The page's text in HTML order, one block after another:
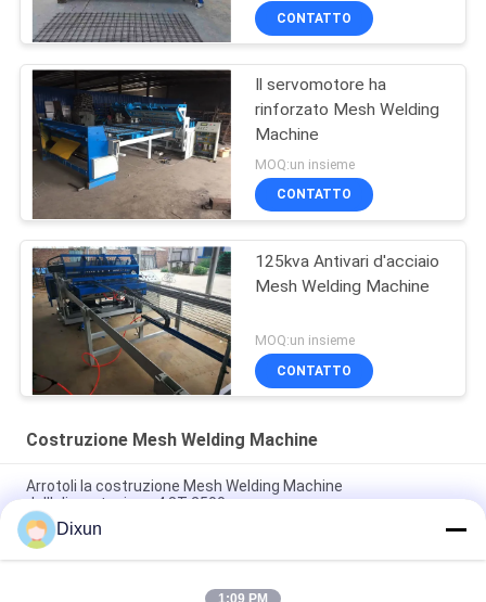
CONTATTO
Il servomotore ha
rinforzato Mesh Welding
Machine
MOQ:un insieme
CONTATTO
125kva Antivari d'acciaio
Mesh Welding Machine
MOQ:un insieme
CONTATTO
Costruzione Mesh Welding Machine
Arrotoli la costruzione Mesh Welding Machine
dell'alimentazione 4.8T 2500mm
costruzione Mesh Welding Machine, cavo automatico Mesh
Welding Machine di 2.5m
Dixun
1:09 PM